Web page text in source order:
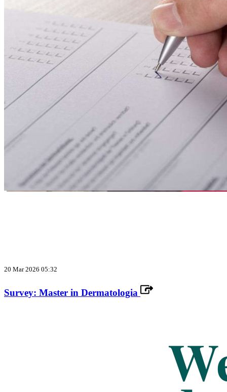
20 Mar 2026 05:32
Survey: Master in Dermatologia